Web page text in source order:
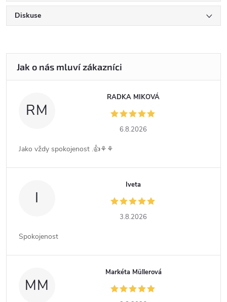
Diskuse
RM
RADKA MIKOVÁ
6.8.2026
Jako vždy spokojenost .👍⚘️⚘️
I
Iveta
3.8.2026
Spokojenost
MM
Markéta Müllerová